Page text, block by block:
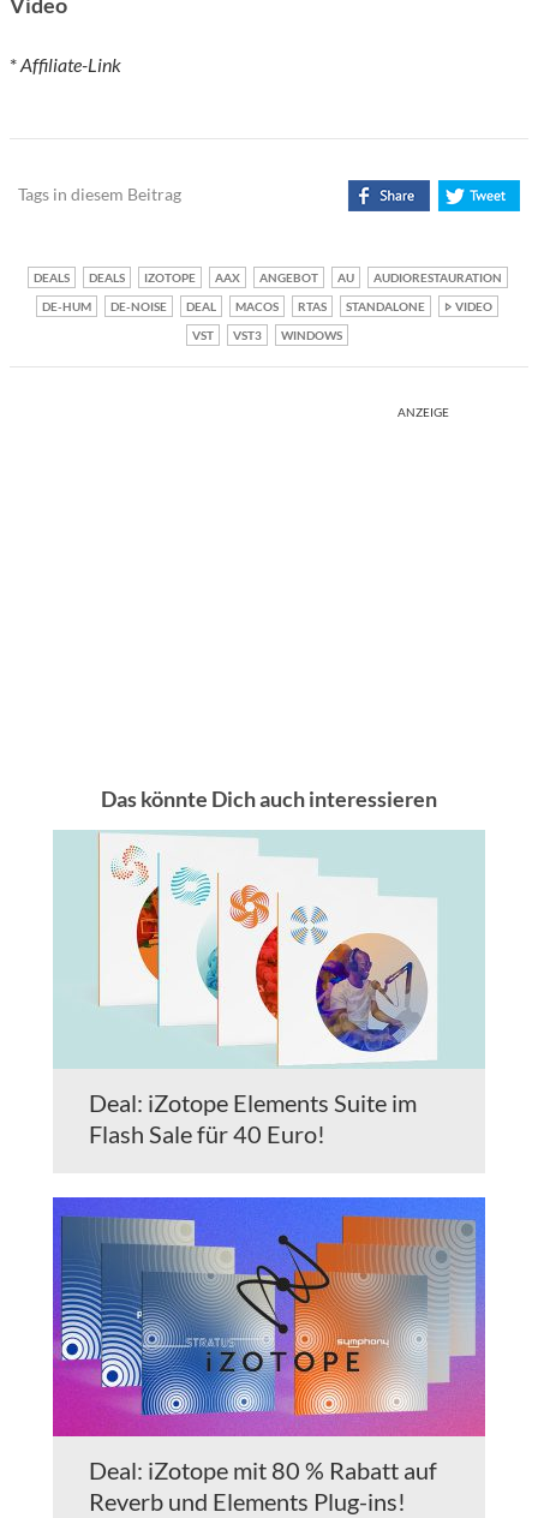
Video
*Affiliate-Link
Tags in diesem Beitrag
DEALS DEALS IZOTOPE AAX ANGEBOT AU
AUDIORESTAURATION
DE-HUM
DE-NOISE DEAL MACOS RTAS STANDALONE
VIDEO
VST
VST3 WINDOWS
ANZEIGE
Das könnte Dich auch interessieren
Deal: iZotope Elements Suite im
Flash Sale für 40 Euro!
Deal: iZotope mit 80 % Rabatt auf
Reverb und Elements Plug-ins!